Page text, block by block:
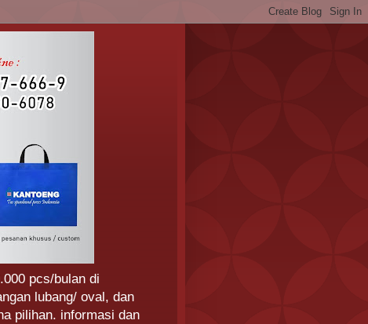
pcs/bulan di
lubang/ oval, dan
pilihan. informasi dan